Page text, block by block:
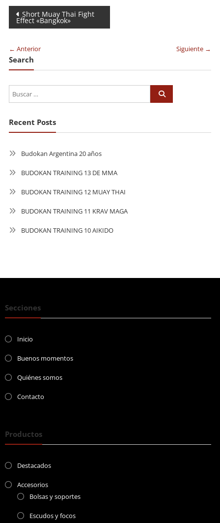
Navegación
de
entradas
Short Muay Thai Fight
Effect «Bangkok»
← Anterior Siguiente →
Search
Recent Posts
Budokan Argentina 20 años
BUDOKAN TRAINING 13 DE MMA
BUDOKAN TRAINING 12 MUAY THAI
BUDOKAN TRAINING 11 KRAV MAGA
BUDOKAN TRAINING 10 AIKIDO
Secciones
Inicio
Buenos momentos
Quiénes somos
Contacto
Productos
Destacados
Accesorios
Bolsas y soportes
Escudos y focos